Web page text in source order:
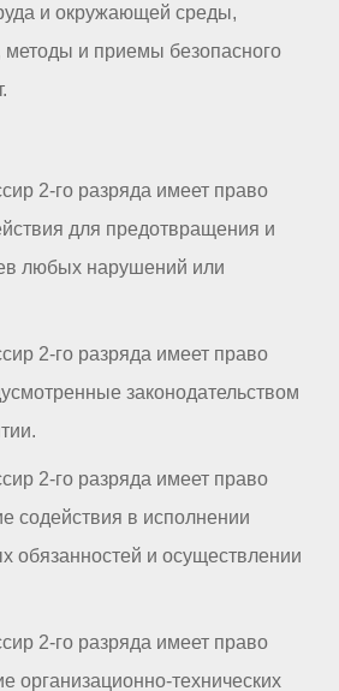
и окружающей среды,
и приемы безопасного
2-го разряда имеет право
для предотвращения и
любых нарушений или
2-го разряда имеет право
законодательством
2-го разряда имеет право
содействия в исполнении
обязанностей и осуществлении
2-го разряда имеет право
организационно-технических